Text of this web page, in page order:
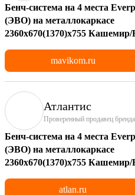
Бенч-система на 4 места
(ЭВО) на металлокаркасе
2360х670(1370)x755
mavikom.ru
Атлантис
Проверенный продавец бренда
Бенч-система на 4 места
(ЭВО) на металлокаркасе
2360х670(1370)x755
atlan.ru